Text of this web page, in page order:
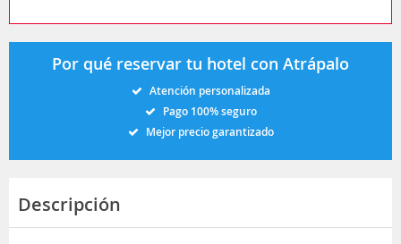
Por qué reservar tu hotel con Atrápalo
Atención personalizada
Pago 100% seguro
Mejor precio garantizado
Descripción